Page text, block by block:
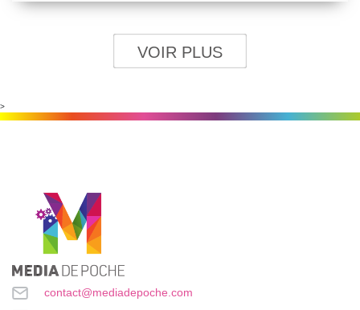
VOIR PLUS
>
contact@mediadepoche.com